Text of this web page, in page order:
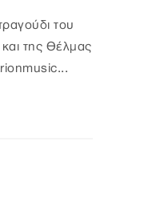
του
της Θέλμας